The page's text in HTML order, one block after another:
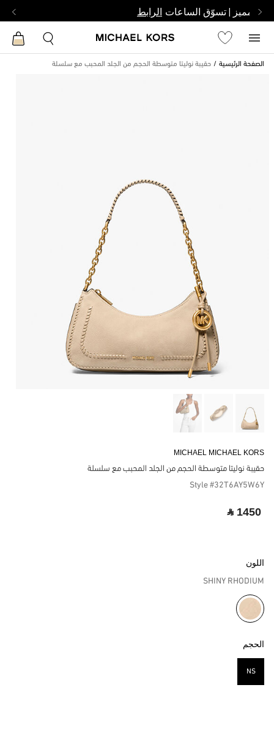
مميز | تسوّق الساعات الرابط
الصفحة الرئيسية حقيبة نوليتا متوسطة الحجم من الجلد المحبب مع سلسلة
MICHAEL MICHAEL KORS
حقيبة نوليتا متوسطة الحجم من الجلد المحبب مع سلسلة
Style #32T6AY5W6Y
‎ ⃁ 1450 ‎
اللون
SHINY RHODIUM
مختار
الحجم
NS